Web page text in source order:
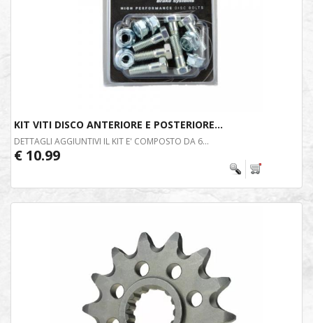
KIT VITI DISCO ANTERIORE E POSTERIORE...
DETTAGLI AGGIUNTIVI IL KIT E' COMPOSTO DA 6...
€ 10.99